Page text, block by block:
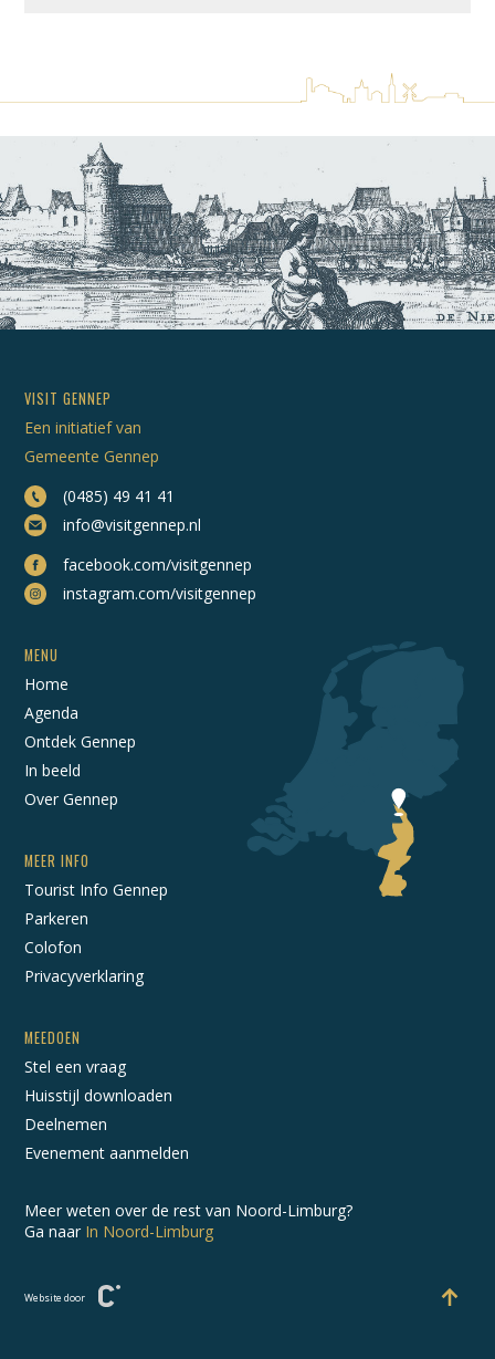
VISIT GENNEP
Een initiatief van
Gemeente Gennep
(0485) 49 41 41
info@visitgennep.nl
facebook.com/visitgennep
instagram.com/visitgennep
MENU
Home
Agenda
Ontdek Gennep
In beeld
Over Gennep
MEER INFO
Tourist Info Gennep
Parkeren
Colofon
Privacyverklaring
MEEDOEN
Stel een vraag
Huisstijl downloaden
Deelnemen
Evenement aanmelden
Meer weten over de rest van Noord-Limburg?
Ga naar In Noord-Limburg
Website door